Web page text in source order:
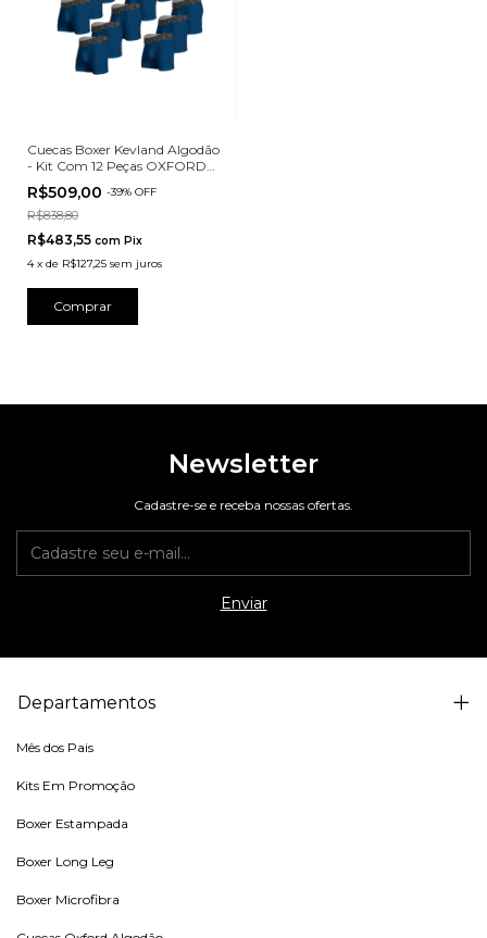
Cuecas Boxer Kevland Algodão
- Kit Com 12 Peças OXFORD
AZUL
R$509,00 -39% OFF
R$838,80
R$483,55 com Pix
4 x de R$127,25 sem juros
Comprar
Newsletter
Cadastre-se e receba nossas ofertas.
Departamentos
Mês dos Pais
Kits Em Promoção
Boxer Estampada
Boxer Long Leg
Boxer Microfibra